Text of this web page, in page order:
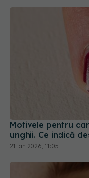
Motivele pentru
21 ian 2026, 11:05